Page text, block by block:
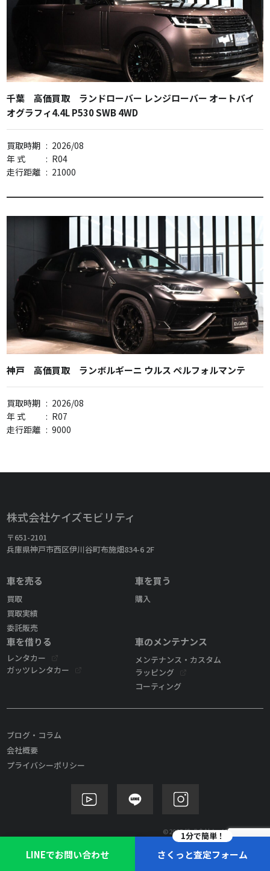
LINEでお問い合わせ
1分で簡単！
さくっと査定フォーム
千葉 高価買取 ランドローバー レンジローバー オートバイ
オグラフィ4.4L P530 SWB 4WD
買取時期 : 2026/08
年 式
: R04
走行距離 : 21000
神戸 高価買取 ランボルギーニ ウルス ペルフォルマンテ
買取時期 : 2026/08
年 式
: R07
走行距離 : 9000
株式会社ケイズモビリティ
〒651-2101
兵庫県神戸市西区伊川谷町布施畑834-6 2F
車を売る
買取
買取実績
委託販売
車を買う
購入
車を借りる
レンタカー
ガッツレンタカー
車のメンテナンス
メンテナンス・カスタム
ラッピング
コーティング
ブログ・コラム
会社概要
プライバシーポリシー
©2025 株式会社ケイズモビリティ